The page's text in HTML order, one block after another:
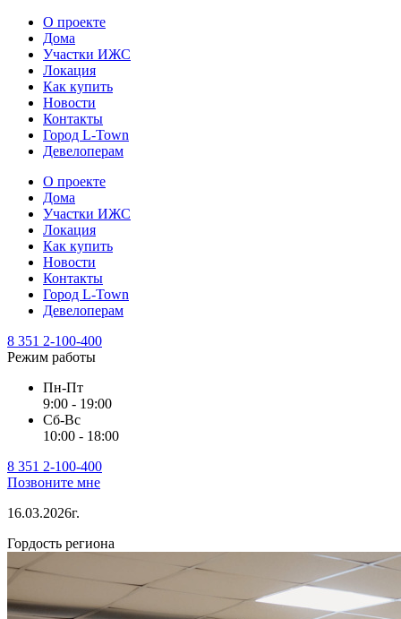
О проекте
Дома
Участки ИЖС
Локация
Как купить
Новости
Контакты
Город L-Town
Девелоперам
О проекте
Дома
Участки ИЖС
Локация
Как купить
Новости
Контакты
Город L-Town
Девелоперам
8 351 2-100-400
Режим работы
Пн-Пт
9:00 - 19:00
Сб-Вс
10:00 - 18:00
8 351 2-100-400
Позвоните мне
16.03.2026г.
Гордость региона